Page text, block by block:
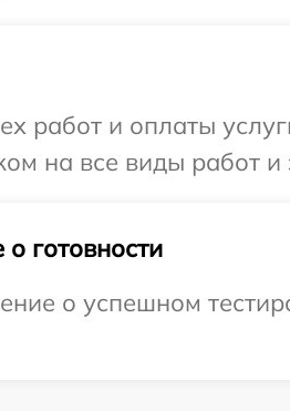
работ и оплаты
на все виды работ и
готовности
о успешном